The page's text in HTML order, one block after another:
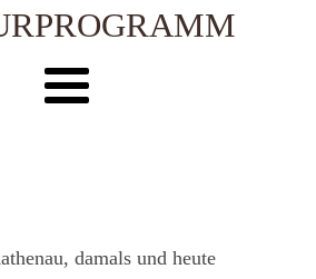
damals und heute